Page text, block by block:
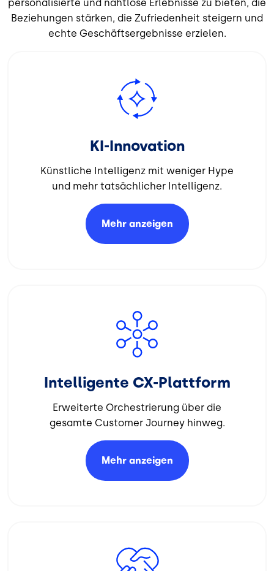
personalisierte und nahtlose Erlebnisse zu bieten, die
Beziehungen stärken, die Zufriedenheit steigern und
echte Geschäftsergebnisse erzielen.
KI-Innovation
Künstliche Intelligenz mit weniger Hype
und mehr tatsächlicher Intelligenz.
Mehr anzeigen
Bild
Intelligente CX-Plattform
Erweiterte Orchestrierung über die
gesamte Customer Journey hinweg.
Mehr anzeigen
Bild
Bild